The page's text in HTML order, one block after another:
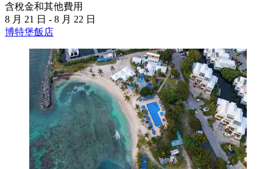
含稅金和其他費用
8 月 21 日 - 8 月 22 日
博特堡飯店